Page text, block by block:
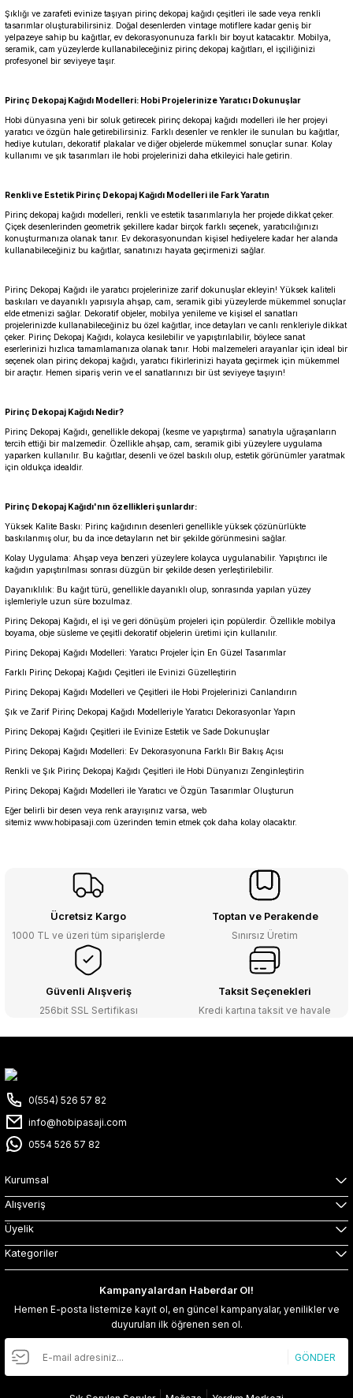
Şıklığı ve zarafeti evinize taşıyan pirinç dekopaj kağıdı çeşitleri ile sade veya renkli
tasarımlar oluşturabilirsiniz. Doğal desenlerden vintage motiflere kadar geniş bir
yelpazeye sahip bu kağıtlar, ev dekorasyonunuza farklı bir boyut katacaktır. Mobilya,
seramik, cam yüzeylerde kullanabileceğiniz pirinç dekopaj kağıtları, el işçiliğinizi
profesyonel bir seviyeye taşır.
Pirinç Dekopaj Kağıdı Modelleri: Hobi Projelerinize Yaratıcı Dokunuşlar
Hobi dünyasına yeni bir soluk getirecek pirinç dekopaj kağıdı modelleri ile her projeyi
yaratıcı ve özgün hale getirebilirsiniz. Farklı desenler ve renkler ile sunulan bu kağıtlar,
hediye kutuları, dekoratif plakalar ve diğer objelerde mükemmel sonuçlar sunar. Kolay
kullanımı ve şık tasarımları ile hobi projelerinizi daha etkileyici hale getirin.
Renkli ve Estetik Pirinç Dekopaj Kağıdı Modelleri ile Fark Yaratın
Pirinç dekopaj kağıdı modelleri, renkli ve estetik tasarımlarıyla her projede dikkat çeker.
Çiçek desenlerinden geometrik şekillere kadar birçok farklı seçenek, yaratıcılığınızı
konuşturmanıza olanak tanır. Ev dekorasyonundan kişisel hediyelere kadar her alanda
kullanabileceğiniz bu kağıtlar, sanatınızı hayata geçirmenizi sağlar.
Pirinç Dekopaj Kağıdı ile yaratıcı projelerinize zarif dokunuşlar ekleyin! Yüksek kaliteli
baskıları ve dayanıklı yapısıyla ahşap, cam, seramik gibi yüzeylerde mükemmel sonuçlar
elde etmenizi sağlar. Dekoratif objeler, mobilya yenileme ve kişisel el sanatları
projelerinizde kullanabileceğiniz bu özel kağıtlar, ince detayları ve canlı renkleriyle dikkat
çeker. Pirinç Dekopaj Kağıdı, kolayca kesilebilir ve yapıştırılabilir, böylece sanat
eserlerinizi hızlıca tamamlamanıza olanak tanır. Hobi malzemeleri arayanlar için ideal bir
seçenek olan pirinç dekopaj kağıdı, yaratıcı fikirlerinizi hayata geçirmek için mükemmel
bir araçtır. Hemen sipariş verin ve el sanatlarınızı bir üst seviyeye taşıyın!
Pirinç Dekopaj Kağıdı Nedir?
Pirinç Dekopaj Kağıdı, genellikle dekopaj (kesme ve yapıştırma) sanatıyla uğraşanların
tercih ettiği bir malzemedir. Özellikle ahşap, cam, seramik gibi yüzeylere uygulama
yaparken kullanılır. Bu kağıtlar, desenli ve özel baskılı olup, estetik görünümler yaratmak
için oldukça idealdir.
Pirinç Dekopaj Kağıdı'nın özellikleri şunlardır:
Yüksek Kalite Baskı: Pirinç kağıdının desenleri genellikle yüksek çözünürlükte
baskılanmış olur, bu da ince detayların net bir şekilde görünmesini sağlar.
Kolay Uygulama: Ahşap veya benzeri yüzeylere kolayca uygulanabilir. Yapıştırıcı ile
kağıdın yapıştırılması sonrası düzgün bir şekilde desen yerleştirilebilir.
Dayanıklılık: Bu kağıt türü, genellikle dayanıklı olup, sonrasında yapılan yüzey
işlemleriyle uzun süre bozulmaz.
Pirinç Dekopaj Kağıdı, el işi ve geri dönüşüm projeleri için popülerdir. Özellikle mobilya
boyama, obje süsleme ve çeşitli dekoratif objelerin üretimi için kullanılır.
Pirinç Dekopaj Kağıdı Modelleri: Yaratıcı Projeler İçin En Güzel Tasarımlar
Farklı Pirinç Dekopaj Kağıdı Çeşitleri ile Evinizi Güzelleştirin
Pirinç Dekopaj Kağıdı Modelleri ve Çeşitleri ile Hobi Projelerinizi Canlandırın
Şık ve Zarif Pirinç Dekopaj Kağıdı Modelleriyle Yaratıcı Dekorasyonlar Yapın
Pirinç Dekopaj Kağıdı Çeşitleri ile Evinize Estetik ve Sade Dokunuşlar
Pirinç Dekopaj Kağıdı Modelleri: Ev Dekorasyonuna Farklı Bir Bakış Açısı
Renkli ve Şık Pirinç Dekopaj Kağıdı Çeşitleri ile Hobi Dünyanızı Zenginleştirin
Pirinç Dekopaj Kağıdı Modelleri ile Yaratıcı ve Özgün Tasarımlar Oluşturun
Eğer belirli bir desen veya renk arayışınız varsa, web
sitemiz www.hobipasaji.com üzerinden temin etmek çok daha kolay olacaktır.
Ücretsiz Kargo
1000 TL ve üzeri tüm siparişlerde
Toptan ve Perakende
Sınırsız Üretim
Güvenli Alışveriş
256bit SSL Sertifikası
Taksit Seçenekleri
Kredi kartına taksit ve havale
0(554) 526 57 82
info@hobipasaji.com
0554 526 57 82
Kurumsal
Alışveriş
Üyelik
Kategoriler
Kampanyalardan Haberdar Ol!
Hemen E-posta listemize kayıt ol, en güncel kampanyalar, yenilikler ve
duyuruları ilk öğrenen sen ol.
GÖNDER